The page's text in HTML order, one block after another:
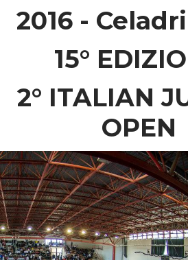
2016 -
15°
2° ITALIAN
OPEN